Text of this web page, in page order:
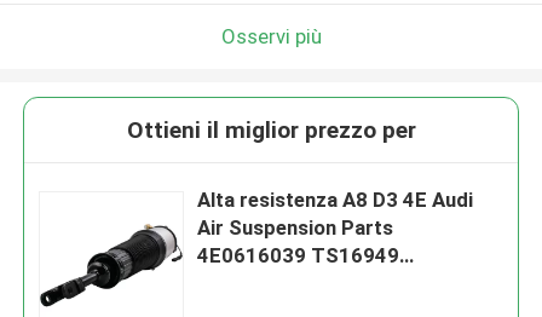
Osservi più
Ottieni il miglior prezzo per
Alta resistenza A8 D3 4E Audi
Air Suspension Parts
4E0616039 TS16949